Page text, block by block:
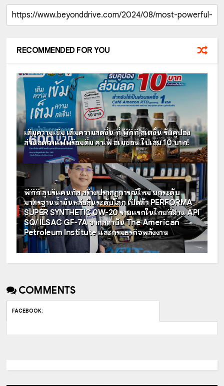
RECOMMENDED FOR YOU
เติมความเข้ม เต็มความสดชื่น ที่ พีทีที สเตชั่น รับคูปอง
ส่วนลดกาแฟพร้อมดื่ม คาเฟ่ อเมซอน ไปเลย 10 บาท!
พีทีที ลูบริแคนท์ส สร้างปรากฏการณ์ใหม่ ยกระดับ
มาตรฐานน้ำมันหล่อลื่นระดับโลก เปิดตัว PERFORMA
SUPER SYNTHETIC 0W-20 รายแรกในไทยที่ผ่าน API
SQ/ ILSAC GF-7A จากสถาบัน The American
Petroleum Institute และกรมธุรกิจพลังงาน
COMMENTS
FACEBOOK: